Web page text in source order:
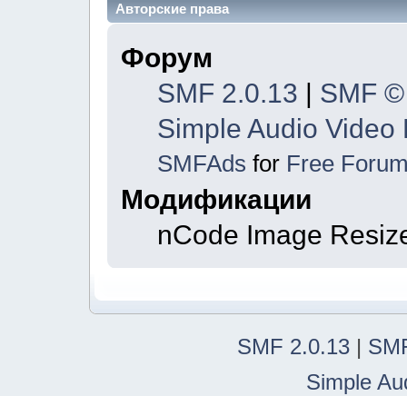
Авторские права
Форум
SMF 2.0.13 | SMF
Simple Audio Video
SMFAds for Free
Модификации
nCode Image
SMF 2.0.13 |
Simple